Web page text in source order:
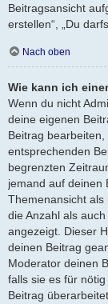
Beitragsansicht
erstellen“, „Du
Nach oben
Wie kann ich
Wenn du nicht
deine eigenen
Beitrag bearbeiten,
entsprechenden
begrenzten
jemand auf deinen
Themenansicht als
die Anzahl als
angezeigt. Dieser
deinen Beitrag
Moderator deinen
falls sie es für
Beitrag